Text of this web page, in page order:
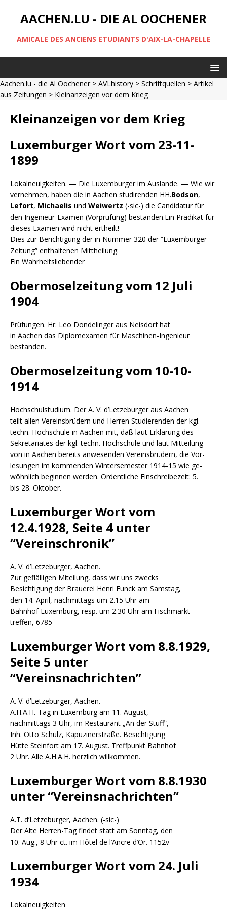
AACHEN.LU - DIE AL OOCHENER
AMICALE DES ANCIENS ETUDIANTS D'AIX-LA-CHAPELLE
Aachen.lu - die Al Oochener> AVLhistory > Schriftquellen > Artikel
aus Zeitungen > Kleinanzeigen vor dem Krieg
Kleinanzeigen vor dem Krieg
Luxemburger Wort vom 23-11-
1899
Lokalneuigkeiten. — Die Luxemburger im Auslande. — Wie wir
vernehmen, haben die in Aachen studirenden HH.Bodson,
Lefort, Michaelis und Weiwertz (-sic-) die Candidatur für
den Ingenieur-Examen (Vorprüfung) bestanden.Ein Prädikat für
dieses Examen wird nicht ertheilt!
Dies zur Berichtigung der in Nummer 320 der “Luxemburger
Zeitung” enthaltenen Mittheilung.
Ein Wahrheitsliebender
Obermoselzeitung vom 12 Juli
1904
Prüfungen. Hr. Leo Dondelinger aus Neisdorf hat
in Aachen das Diplomexamen für Maschinen-Ingenieur
bestanden.
Obermoselzeitung vom 10-10-
1914
Hochschulstudium. Der A. V. d’Letzeburger aus Aachen
teilt allen Vereinsbrüdern und Herren Studierenden der kgl.
techn. Hochschule in Aachen mit, daß laut Erklärung des
Sekretariates der kgl. techn. Hochschule und laut Mitteilung
von in Aachen bereits anwesenden Vereinsbrüdern, die Vor-
lesungen im kommenden Wintersemester 1914-15 wie ge-
wöhnlich beginnen werden. Ordentliche Einschreibezeit: 5.
bis 28. Oktober.
Luxemburger Wort vom
12.4.1928, Seite 4 unter
“Vereinschronik”
A. V. d’Letzeburger, Aachen.
Zur geflälligen Miteilung, dass wir uns zwecks
Besichtigung der Brauerei Henri Funck am Samstag,
den 14. April, nachmittags um 2.15 Uhr am
Bahnhof Luxemburg, resp. um 2.30 Uhr am Fischmarkt
treffen, 6785
Luxemburger Wort vom 8.8.1929,
Seite 5 unter
“Vereinsnachrichten”
A. V. d’Letzeburger, Aachen.
A.H.A.H.-Tag in Luxemburg am 11. August,
nachmittags 3 Uhr, im Restaurant „An der Stuff”,
Inh. Otto Schulz, Kapuzinerstraße. Besichtigung
Hütte Steinfort am 17. August. Treffpunkt Bahnhof
2 Uhr. Alle A.H.A.H. herzlich willkommen.
Luxemburger Wort vom 8.8.1930
unter “Vereinsnachrichten”
A.T. d’Letzeburger, Aachen. (-sic-)
Der Alte Herren-Tag findet statt am Sonntag, den
10. Aug., 8 Uhr ct. im Hôtel de l’Ancre d’Or. 1152v
Luxemburger Wort vom 24. Juli
1934
Lokalneuigkeiten